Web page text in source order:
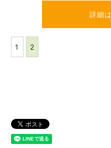
詳細
1 2